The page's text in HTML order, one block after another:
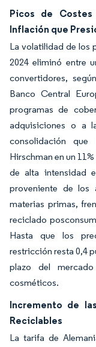
Picos de
Inflación que
La volatilidad de los
2024 eliminó entre
convertidores,
Banco Central
programas de
adquisiciones o a
consolidación
Hirschman en un
de alta intensidad
proveniente de los
materias primas,
reciclado
Hasta que los
restricción resta 0,4
plazo del
cosméticos.
Incremento de
Reciclables
La tarifa de